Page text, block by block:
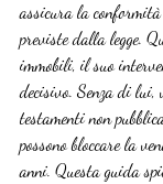
assicura la
previste dalla legge.
immobili, il suo
decisivo. Senza di
testamenti non
possono bloccare la
anni. Questa guida